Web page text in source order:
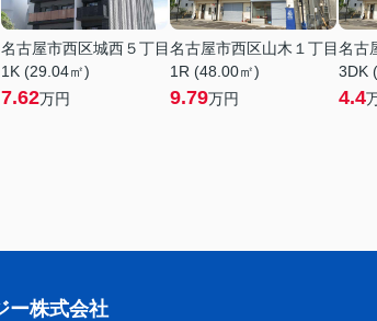
名古屋市西区城西５丁目
1K (29.04㎡)
7.62万円
名古屋市西区山木１丁目
1R (48.00㎡)
9.79万円
名古
3DK
4.4
ー株式会社